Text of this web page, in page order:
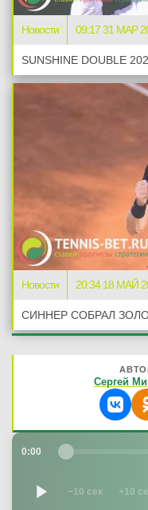
Новости 09:17 31 МАР
SUNSHINE DOUBLE
Новости 20:34 18 МАЙ
СИННЕР СОБРАЛ
Сергей
0:00
−10 сек +10